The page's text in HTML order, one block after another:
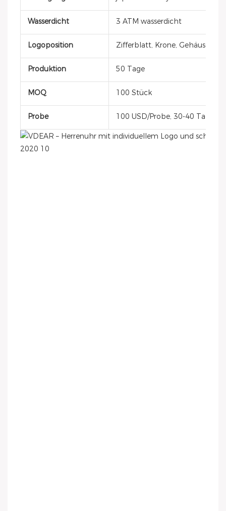
Wasserdicht 3 ATM wasserdicht
Logoposition Zifferblatt, Krone,
Produktion 50 Tage
MOQ 100 Stück
Probe 100 USD/Probe, 30-40 Tage